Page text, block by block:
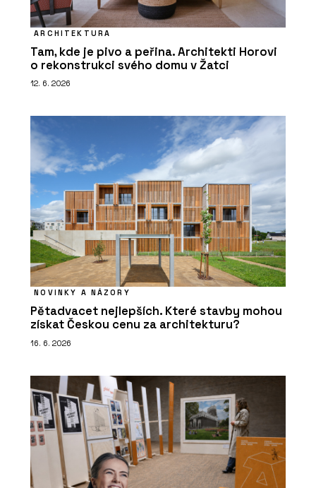
ARCHITEKTURA
Tam, kde je pivo a peřina. Architekti Horovi
o rekonstrukci svého domu v Žatci
12. 6. 2026
NOVINKY A NÁZORY
Pětadvacet nejlepších. Které stavby mohou
získat Českou cenu za architekturu?
16. 6. 2026